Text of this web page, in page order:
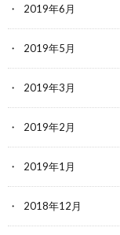
2019年6月
2019年5月
2019年3月
2019年2月
2019年1月
2018年12月